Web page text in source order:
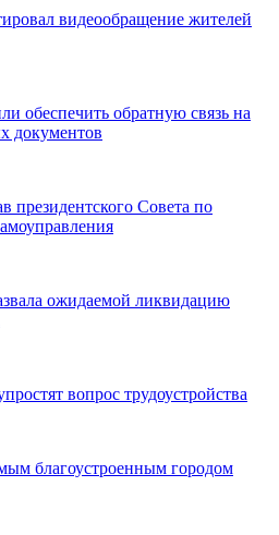
видеообращение жителей
обеспечить обратную связь на
документов
президентского Совета по
ожидаемой ликвидацию
вопрос трудоустройства
благоустроенным городом